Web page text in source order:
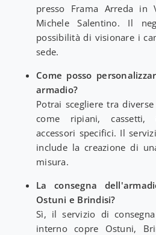
presso Frama Arreda in
Michele Salentino. Il
possibilità di visionare i
sede.
Come posso
armadio?
Potrai scegliere tra
come ripiani,
accessori specifici. Il
include la creazione di
misura.
La consegna
Ostuni e Brindisi?
Sì, il servizio di
interno copre Ostuni,